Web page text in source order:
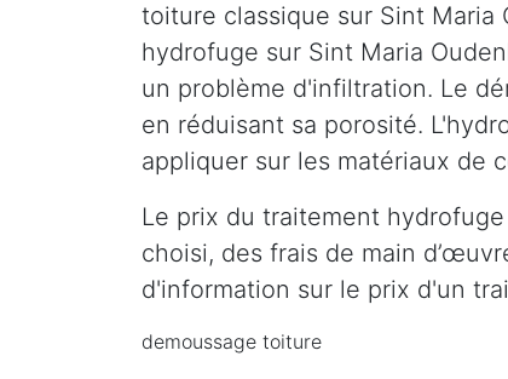
toiture classique sur Sint
hydrofuge sur Sint Maria
un problème d'infiltration. Le
en réduisant sa porosité.
appliquer sur les matériaux de
Le prix du traitement
choisi, des frais de main
d'information sur le prix d'un
demoussage toiture